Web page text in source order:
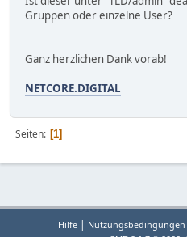
Gruppen oder einzelne User?
Ganz herzlichen Dank vorab!
NETCORE.DIGITAL
Seiten 1
Hilfe | Nutzungsbedingungen